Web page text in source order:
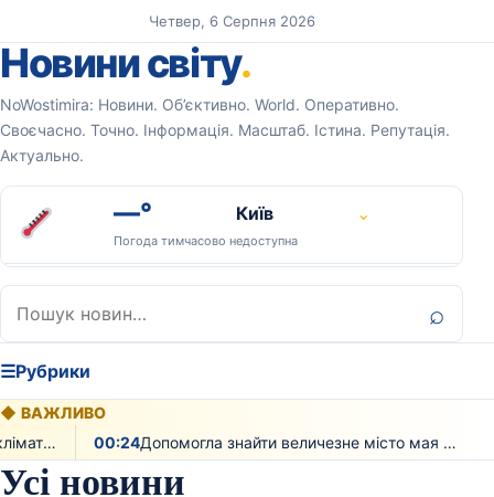
Перейти до вмістуЧетвер, 6 Серпня 2026
Новини світу.
NoWostimira: Новини. Об’єктивно. World. Оперативно.
Своєчасно. Точно. Інформація. Масштаб. Істина. Репутація.
Актуально.
—° Київ ⌄
Погода тимчасово недоступна
⌕
☰Рубрики
◆ ВАЖЛИВО
00:24
Допомогла знайти величезне місто мая з тисячами будівель лазерна технологія 01:20
Усі новини